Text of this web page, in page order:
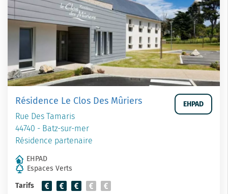
Résidence Le Clos Des Mûriers
Rue Des Tamaris
44740 - Batz-sur-mer
Résidence partenaire
EHPAD
EHPAD
Espaces Verts
Tarifs